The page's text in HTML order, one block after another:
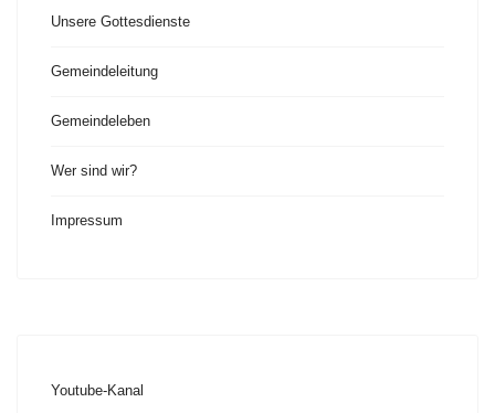
Unsere Gottesdienste
Gemeindeleitung
Gemeindeleben
Wer sind wir?
Impressum
Youtube-Kanal